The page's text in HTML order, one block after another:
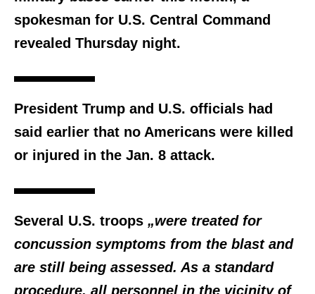
spokesman for U.S. Central Command
revealed Thursday night.
President Trump and U.S. officials had
said earlier that no Americans were killed
or injured in the Jan. 8 attack.
Several U.S. troops „were treated for
concussion symptoms from the blast and
are still being assessed. As a standard
procedure, all personnel in the vicinity of